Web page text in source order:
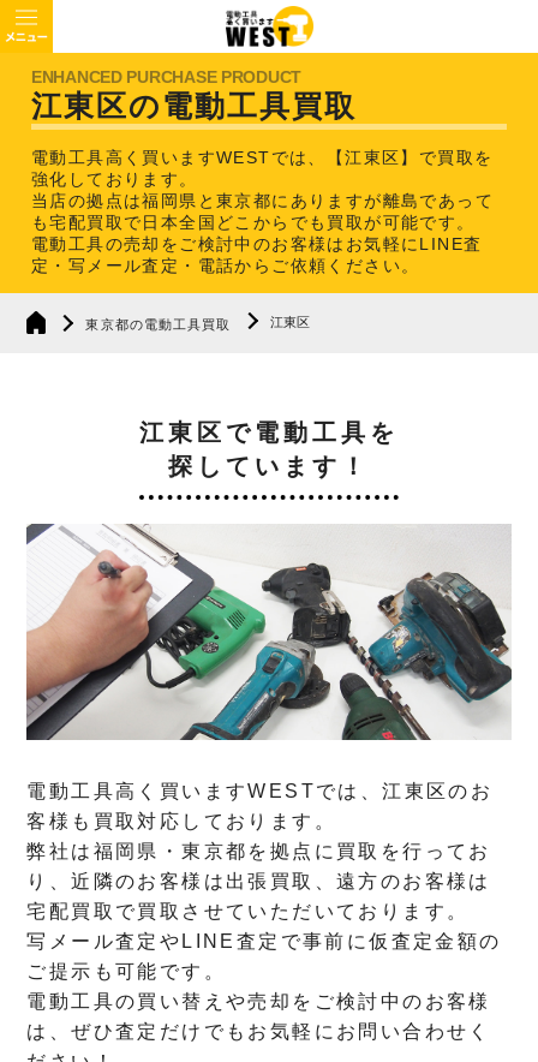
江東区の電動工具買取
電動工具高く買いますWESTでは、【江東区】で買取を
強化しております。
当店の拠点は福岡県と東京都にありますが離島であって
も宅配買取で日本全国どこからでも買取が可能です。
電動工具の売却をご検討中のお客様はお気軽にLINE査
定・写メール査定・電話からご依頼ください。
東京都の電動工具買取 江東区
江東区で電動工具を
探しています！
電動工具高く買いますWESTでは、江東区のお
客様も買取対応しております。
弊社は福岡県・東京都を拠点に買取を行ってお
り、近隣のお客様は出張買取、遠方のお客様は
宅配買取で買取させていただいております。
写メール査定やLINE査定で事前に仮査定金額の
ご提示も可能です。
電動工具の買い替えや売却をご検討中のお客様
は、ぜひ査定だけでもお気軽にお問い合わせく